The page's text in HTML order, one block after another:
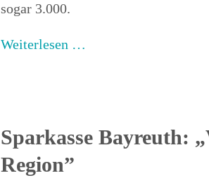
sogar 3.000.
Weiterlesen …
Sparkasse Bayreuth:
Region”